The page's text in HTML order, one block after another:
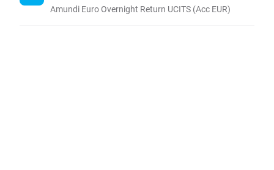
Amundi Euro Overnight Return UCITS (Acc EUR)